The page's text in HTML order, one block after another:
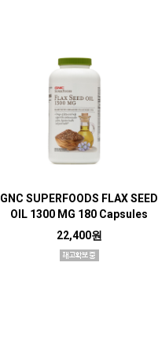
GNC SUPERFOODS FLAX SEED
OIL 1300 MG 180 Capsules
22,400원